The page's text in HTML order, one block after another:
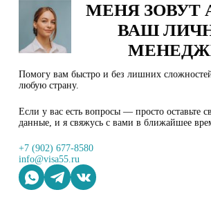
МЕНЯ ЗОВУТ
ВАШ
Помогу вам быстро и без лишних
любую страну.
Если у вас есть вопросы — просто оставьте
данные, и я свяжусь с вами в ближайшее
+7 (902) 677-8580
info@visa55.ru